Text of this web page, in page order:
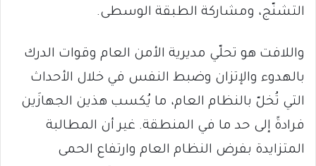
التشنّج، ومشاركة الطبقة الوسطى.
واللافت هو تحلّي مديرية الأمن العام وقوات الدرك
بالهدوء والإتزان وضبط النفس في خلال الأحداث
التي تُخلّ بالنظام العام، ما يُكسب هذين الجهازَين
فرادةً إلى حد ما في المنطقة. غير أن المطالبة
المتزايدة بفرض النظام العام وارتفاع الحمى